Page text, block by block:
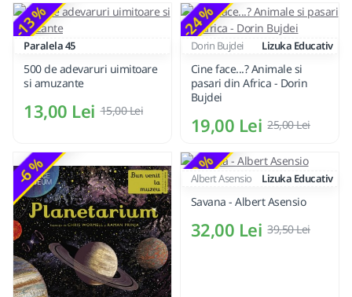
-13 %
Paralela 45
500 de adevaruri uimitoare
si amuzante
13,00 Lei 15,00 Lei
-24 %
Dorin Bujdei Lizuka Educativ
Cine face...? Animale si
pasari din Africa - Dorin
Bujdei
19,00 Lei 25,00 Lei
-6 % -19 %
Albert Asensio Lizuka Educativ
Savana - Albert Asensio
32,00 Lei 39,50 Lei